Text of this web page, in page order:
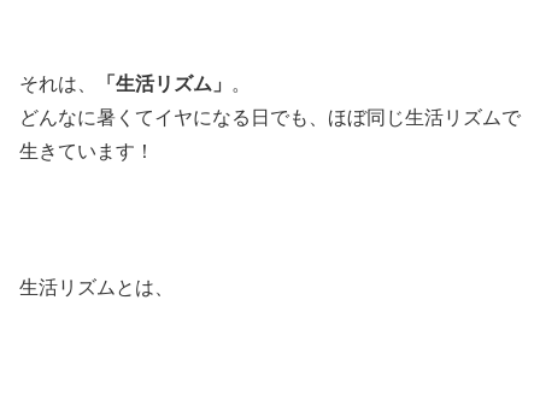
それは、 「生活リズム」
。
どんなに暑くてイヤになる日でも、ほぼ同じ生活リズムで
生きています！
生活リズムとは、